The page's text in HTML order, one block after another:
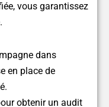
vous garantissez
dans
en place de
obtenir un audit